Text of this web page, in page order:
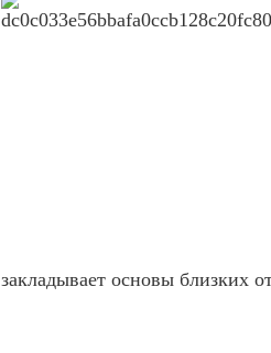
закладывает основы близких